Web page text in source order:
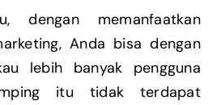
dengan memanfaatkan
Anda bisa dengan
lebih banyak pengguna
itu tidak terdapat